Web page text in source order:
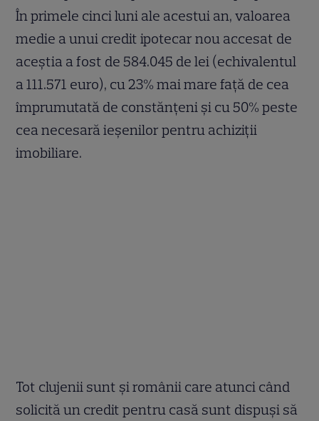
În primele cinci luni ale acestui an, valoarea
medie a unui credit ipotecar nou accesat de
aceștia a fost de 584.045 de lei (echivalentul
a 111.571 euro), cu 23% mai mare față de cea
împrumutată de constănțeni și cu 50% peste
cea necesară ieșenilor pentru achiziții
imobiliare.
Tot clujenii sunt și românii care atunci când
solicită un credit pentru casă sunt dispuși să